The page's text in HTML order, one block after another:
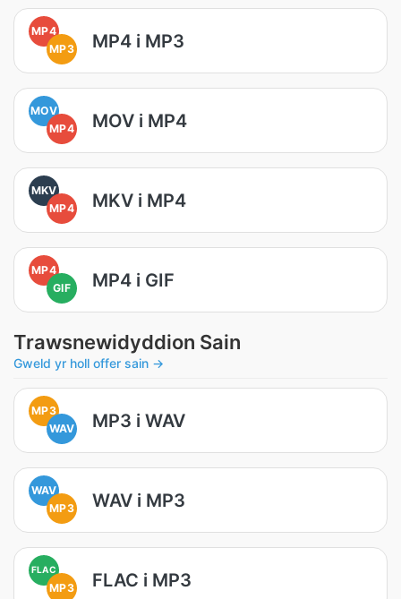
MP4
MP3
MP4 i MP3
MOV
MP4
MOV i MP4
MKV
MP4
MKV i MP4
MP4
GIF
MP4 i GIF
Trawsnewidyddion Sain
Gweld yr holl offer sain →
MP3
WAV
MP3 i WAV
WAV
MP3
WAV i MP3
FLAC
MP3 FLAC i MP3